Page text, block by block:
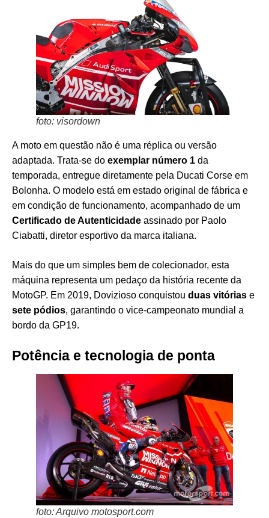
foto: visordown
A moto em questão não é uma réplica ou versão
adaptada. Trata-se do exemplar número 1 da
temporada, entregue diretamente pela Ducati Corse em
Bolonha. O modelo está em estado original de fábrica e
em condição de funcionamento, acompanhado de um
Certificado de Autenticidade assinado por Paolo
Ciabatti, diretor esportivo da marca italiana.
Mais do que um simples bem de colecionador, esta
máquina representa um pedaço da história recente da
MotoGP. Em 2019, Dovizioso conquistou duas vitórias e
sete pódios, garantindo o vice-campeonato mundial a
bordo da GP19.
Potência e tecnologia de ponta
foto: Arquivo motosport.com